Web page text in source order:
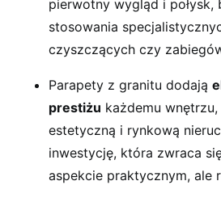
pierwotny wygląd i połysk,
stosowania
czyszczących czy
Parapety z granitu dodają
prestiżu każdemu
estetyczną i rynkową
inwestycję, która zwraca
aspekcie praktycznym, ale